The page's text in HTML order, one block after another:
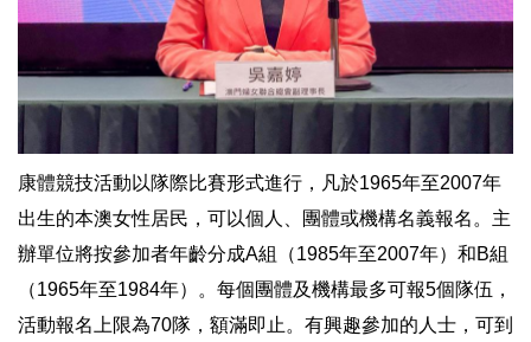
康體競技活動以隊際比賽形式進行，凡於1965年至2007年
出生的本澳女性居民，可以個人、團體或機構名義報名。主
辦單位將按參加者年齡分成A組（1985年至2007年）和B組
（1965年至1984年）。每個團體及機構最多可報5個隊伍，
活動報名上限為70隊，額滿即止。有興趣參加的人士，可到